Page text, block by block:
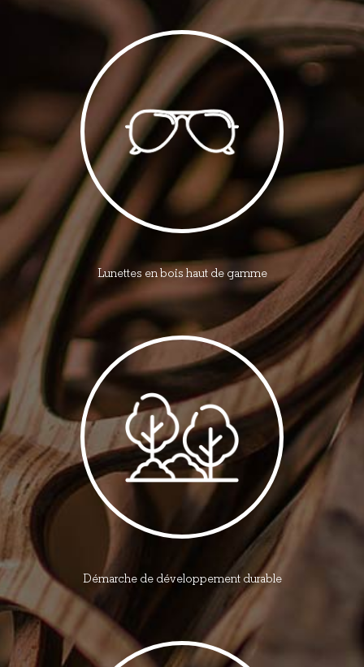
Lunettes en bois haut de gamme
Démarche de développement durable